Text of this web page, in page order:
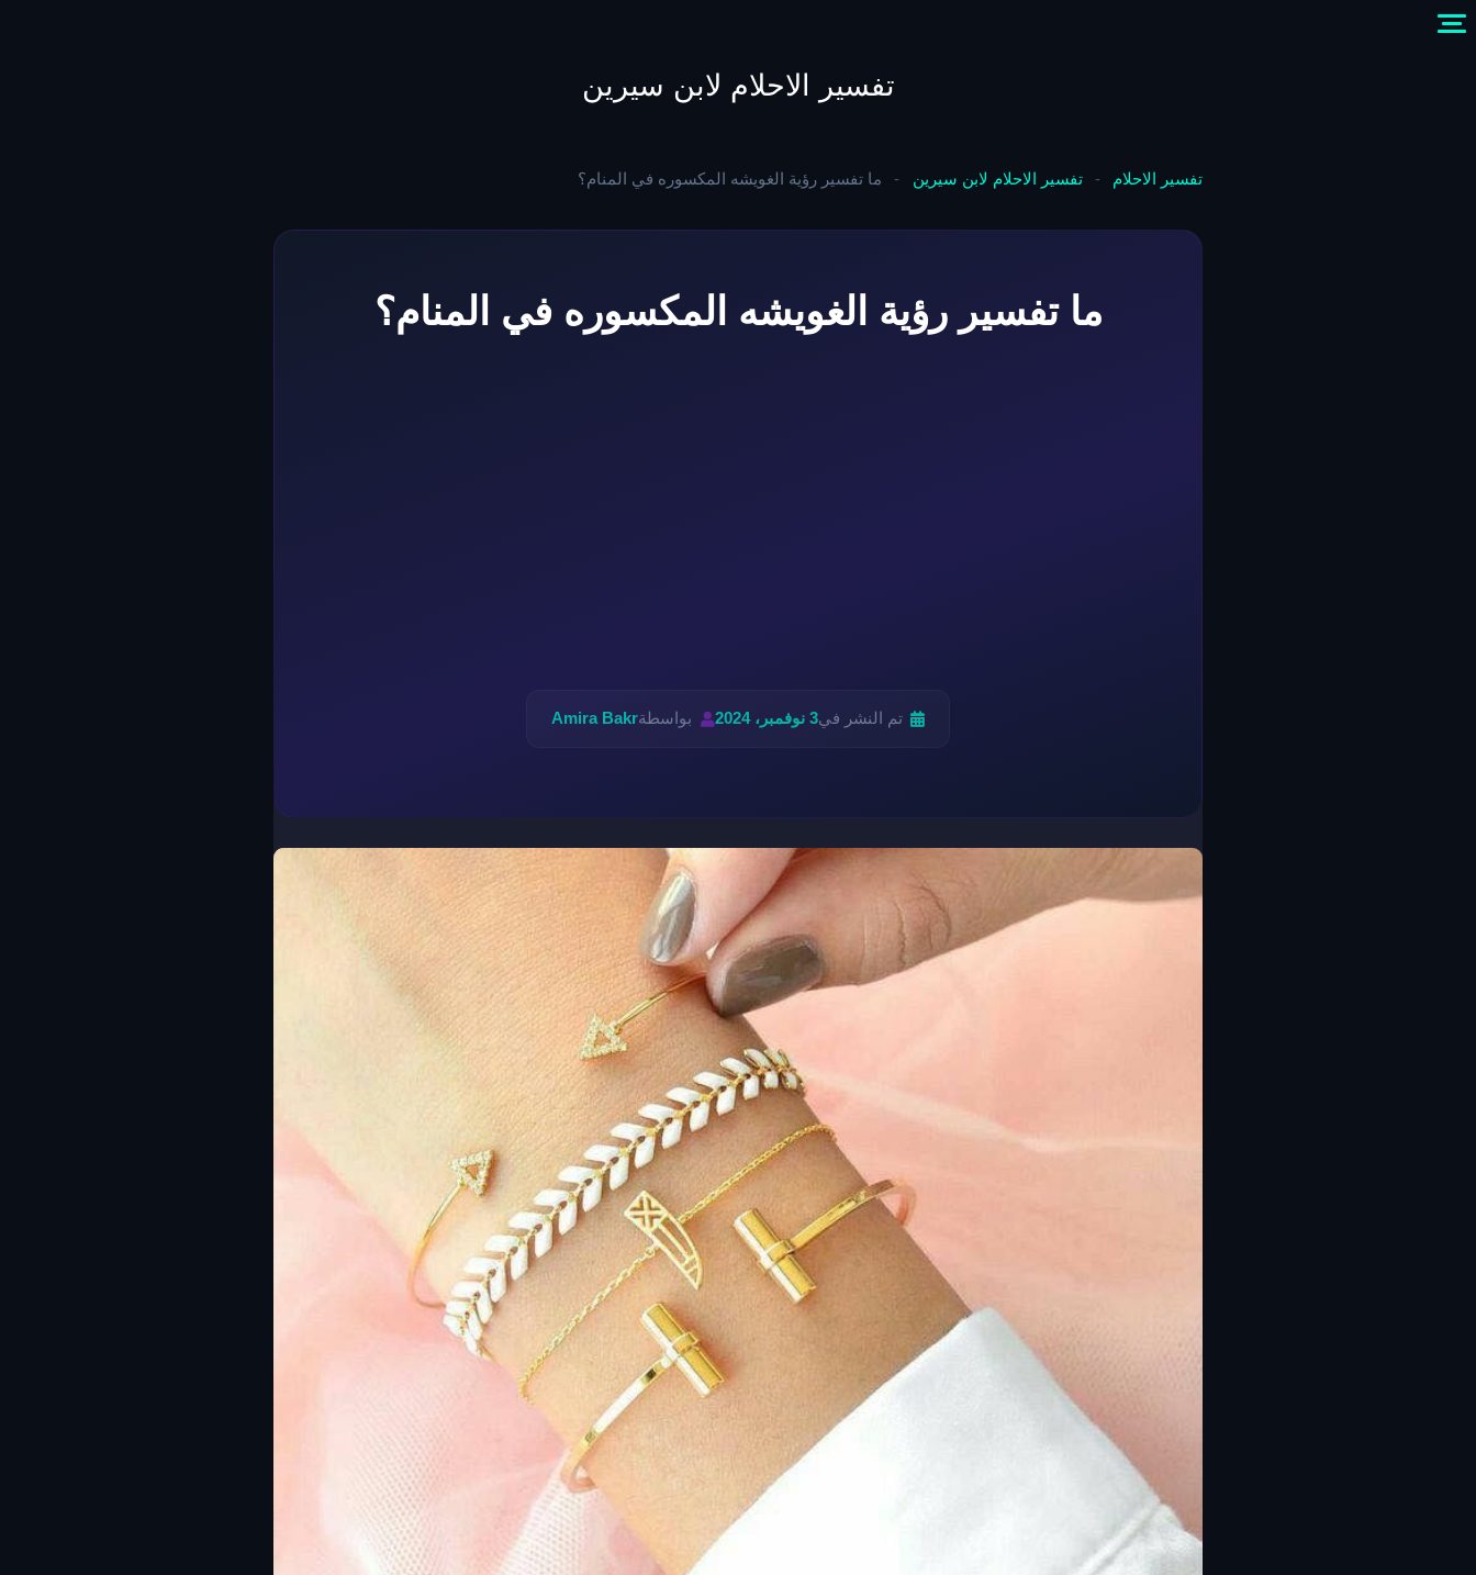
تفسير الاحلام لابن سيرين
تفسير الاحلام - تفسير الاحلام لابن سيرين - ما تفسير رؤية الغويشه المكسوره في المنام؟
ما تفسير رؤية الغويشه المكسوره في المنام؟
تم النشر في3 نوفمبر، 2024 بواسطةAmira Bakr